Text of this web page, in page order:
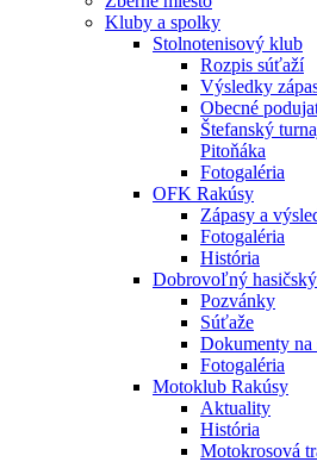
Kluby a spolky
Stolnotenisový klub
Rozpis súťaží
Výsledky
Obecné
Štefanský
Pitoňáka
Fotogaléria
OFK Rakúsy
Zápasy a
Fotogaléria
História
Dobrovoľný
Pozvánky
Súťaže
Dokumenty na
Fotogaléria
Motoklub Rakúsy
Aktuality
História
Motokrosová